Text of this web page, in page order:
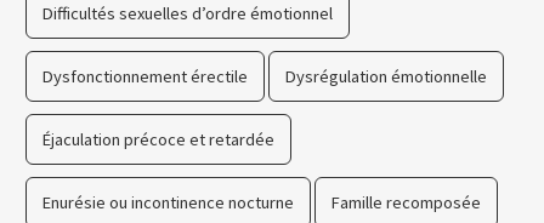
Difficultés sexuelles d’ordre émotionnel
Dysfonctionnement érectile Dysrégulation émotionnelle
Éjaculation précoce et retardée
Enurésie ou incontinence nocturne Famille recomposée